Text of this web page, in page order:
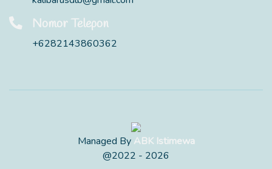
Nomor Telepon
+6282143860362
Managed By ABK Istimewa
@2022 - 2026